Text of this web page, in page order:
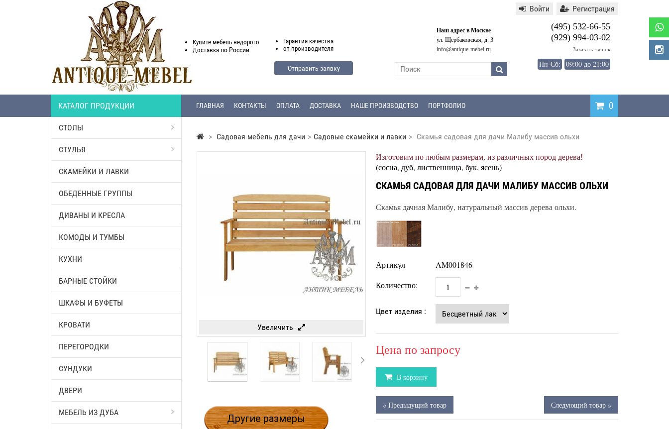
Купите мебель недорого
Доставка по России
Гарантия качества
от производителя
Отправить заявку
Наш адрес в Москве
ул. Щербаковская, д. 3
info@antique-mebel.ru
(495) 532-66-55
(929) 994-03-02
Заказать звонок
Пн-Сб: 09:00 до 21:00
Войти Регистрация
КАТАЛОГ ПРОДУКЦИИ 0
ГЛАВНАЯ КОНТАКТЫ ОПЛАТА ДОСТАВКА НАШЕ ПРОИЗВОДСТВО ПОРТФОЛИО
СТОЛЫ
СТУЛЬЯ
СКАМЕЙКИ И ЛАВКИ
ОБЕДЕННЫЕ ГРУППЫ
ДИВАНЫ И КРЕСЛА
КОМОДЫ И ТУМБЫ
КУХНИ
БАРНЫЕ СТОЙКИ
ШКАФЫ И БУФЕТЫ
КРОВАТИ
ПЕРЕГОРОДКИ
СУНДУКИ
ДВЕРИ
МЕБЕЛЬ ИЗ ДУБА
> Садовая мебель для дачи > Садовые скамейки и лавки > Скамья садовая для дачи Малибу массив ольхи
Увеличить
Другие размеры
Изготовим по любым размерам, из различных пород дерева!
(сосна, дуб, лиственница, бук, ясень)
СКАМЬЯ САДОВАЯ ДЛЯ ДАЧИ МАЛИБУ МАССИВ ОЛЬХИ
Скамья дачная Малибу, натуральный массив дерева ольхи.
Артикул
AM001846
Количество:
Цвет изделия :
Цена по запросу
В корзину
« Предыдущий товар Следующий товар »